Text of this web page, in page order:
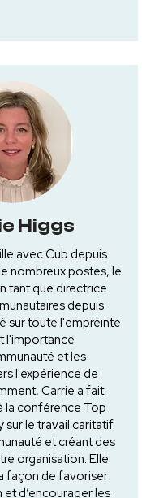
Higgs
avec Cub depuis
nombreux postes, le
tant que directrice
depuis
sur toute l'empreinte
l'importance
et les
l'expérience de
Carrie a fait
la conférence Top
sur le travail caritatif
et créant des
organisation. Elle
façon de favoriser
d’encourager les